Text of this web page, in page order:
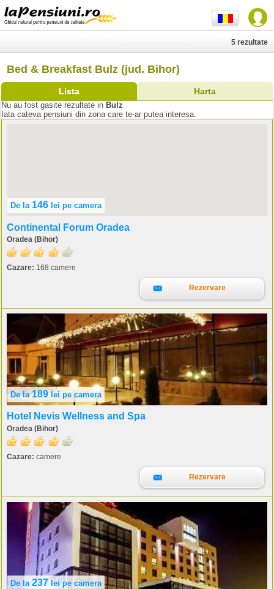
Bed & Breakfast Bulz (jud. Bihor)
Lista Harta
5 rezultate
Nu au fost gasite rezultate in Bulz
Iata cateva pensiuni din zona care te-ar putea interesa.
De la 146 lei pe camera
Continental Forum Oradea
Oradea (Bihor)
Cazare: 168 camere
Rezervare
De la189lei pe camera
Hotel Nevis Wellness and Spa
Oradea (Bihor)
Cazare: camere
Rezervare
De la 237 lei pe camera